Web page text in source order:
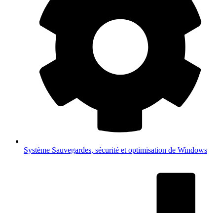
Système Sauvegardes, sécurité et optimisation de Windows